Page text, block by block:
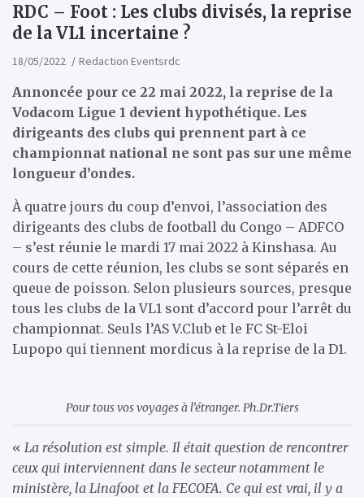
RDC – Foot : Les clubs divisés, la reprise
de la VL1 incertaine ?
18/05/2022 Redaction Eventsrdc
Annoncée pour ce 22 mai 2022, la reprise de la
Vodacom Ligue 1 devient hypothétique. Les
dirigeants des clubs qui prennent part à ce
championnat national ne sont pas sur une même
longueur d’ondes.
À quatre jours du coup d’envoi, l’association des
dirigeants des clubs de football du Congo – ADFCO
– s’est réunie le mardi 17 mai 2022 à Kinshasa. Au
cours de cette réunion, les clubs se sont séparés en
queue de poisson. Selon plusieurs sources, presque
tous les clubs de la VL1 sont d’accord pour l’arrêt du
championnat. Seuls l’AS V.Club et le FC St-Eloi
Lupopo qui tiennent mordicus à la reprise de la D1.
Pour tous vos voyages à l’étranger. Ph.Dr.Tiers
« La résolution est simple. Il était question de rencontrer
ceux qui interviennent dans le secteur notamment le
ministère, la Linafoot et la FECOFA. Ce qui est vrai, il y a